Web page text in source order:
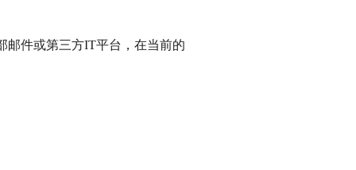
邮件或第三方IT平台，在当前的